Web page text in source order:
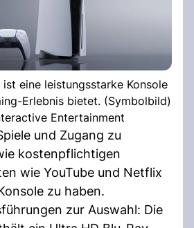
eine leistungsstarke Konsole
Erlebnis bietet. (Symbolbild)
Entertainment
und Zugang zu
kostenpflichtigen
wie YouTube und Netflix
zu haben.
zur Auswahl: Die